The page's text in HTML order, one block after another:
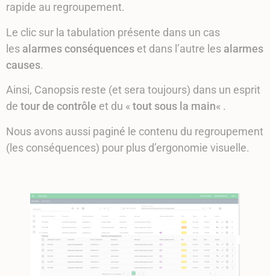
rapide au regroupement.
Le clic sur la tabulation présente dans un cas
les alarmes conséquences et dans l’autre les alarmes
causes.
Ainsi, Canopsis reste (et sera toujours) dans un esprit
de tour de contrôle et du «tout sous la main« .
Nous avons aussi paginé le contenu du regroupement
(les conséquences) pour plus d’ergonomie visuelle.